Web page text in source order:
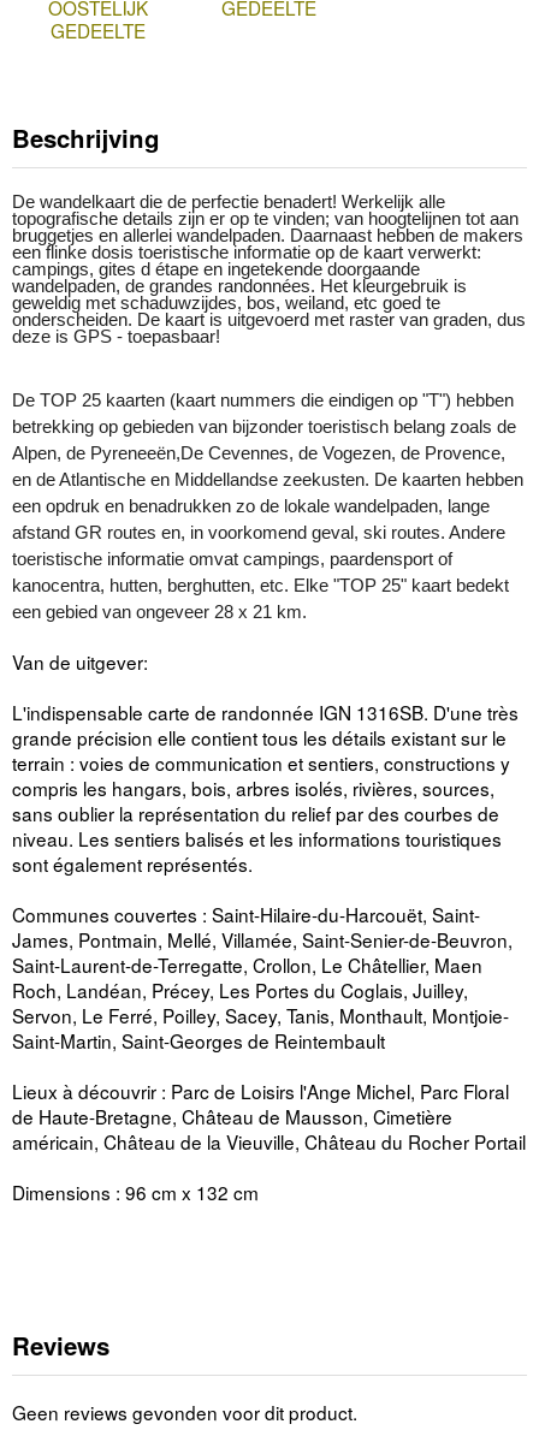
OOSTELIJK
GEDEELTE
GEDEELTE
Beschrijving
De wandelkaart die de perfectie benadert! Werkelijk alle
topografische details zijn er op te vinden; van hoogtelijnen tot aan
bruggetjes en allerlei wandelpaden. Daarnaast hebben de makers
een flinke dosis toeristische informatie op de kaart verwerkt:
campings, gites d étape en ingetekende doorgaande
wandelpaden, de grandes randonnées. Het kleurgebruik is
geweldig met schaduwzijdes, bos, weiland, etc goed te
onderscheiden. De kaart is uitgevoerd met raster van graden, dus
deze is GPS - toepasbaar!
De TOP 25 kaarten (kaart nummers die eindigen op "T") hebben
betrekking op gebieden van bijzonder toeristisch belang zoals de
Alpen, de Pyreneeën,De Cevennes, de Vogezen, de Provence,
en de Atlantische en Middellandse zeekusten. De kaarten hebben
een opdruk en benadrukken zo de lokale wandelpaden, lange
afstand GR routes en, in voorkomend geval, ski routes. Andere
toeristische informatie omvat campings, paardensport of
kanocentra, hutten, berghutten, etc. Elke "TOP 25" kaart bedekt
een gebied van ongeveer 28 x 21 km.
Van de uitgever:
L'indispensable carte de randonnée IGN 1316SB. D'une très
grande précision elle contient tous les détails existant sur le
terrain : voies de communication et sentiers, constructions y
compris les hangars, bois, arbres isolés, rivières, sources,
sans oublier la représentation du relief par des courbes de
niveau. Les sentiers balisés et les informations touristiques
sont également représentés.
Communes couvertes : Saint-Hilaire-du-Harcouët, Saint-
James, Pontmain, Mellé, Villamée, Saint-Senier-de-Beuvron,
Saint-Laurent-de-Terregatte, Crollon, Le Châtellier, Maen
Roch, Landéan, Précey, Les Portes du Coglais, Juilley,
Servon, Le Ferré, Poilley, Sacey, Tanis, Monthault, Montjoie-
Saint-Martin, Saint-Georges de Reintembault
Lieux à découvrir : Parc de Loisirs l'Ange Michel, Parc Floral
de Haute-Bretagne, Château de Mausson, Cimetière
américain, Château de la Vieuville, Château du Rocher Portail
Dimensions : 96 cm x 132 cm
Reviews
Geen reviews gevonden voor dit product.